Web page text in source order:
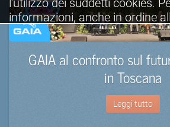
GAIA al confronto sul
in Toscana
Leggi tutto
l'utilizzo dei suddetti cookies.
informazioni, anche in ordine
è possibile consultare
completa.
Visualizza informativa